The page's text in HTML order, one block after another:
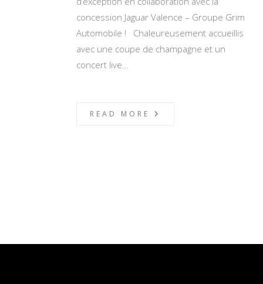
concession Jaguar Valence – Groupe Grim
Automobile ! Chaleureusement accueillis
avec une coupe de champagne et un
concert live…
READ MORE